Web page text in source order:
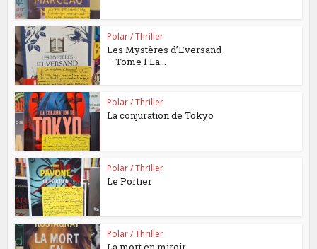
Polar / Thriller
Les Mystères d’Eversand
– Tome 1 La...
Polar / Thriller
La conjuration de Tokyo
Polar / Thriller
Le Portier
Polar / Thriller